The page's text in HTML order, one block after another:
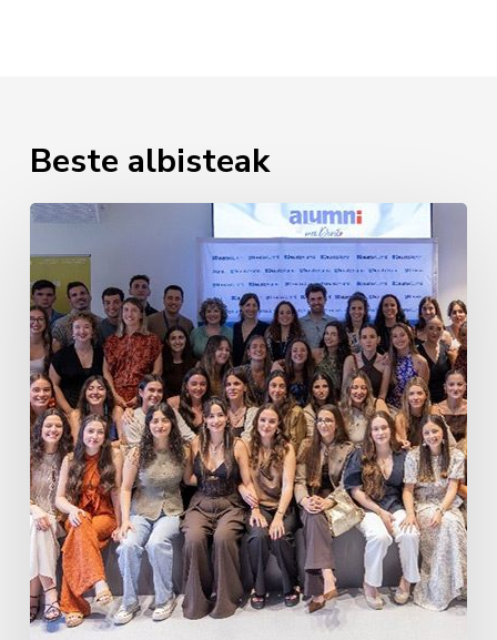
Beste albisteak
Erizaintzako
promozioaren
agurra
2026an